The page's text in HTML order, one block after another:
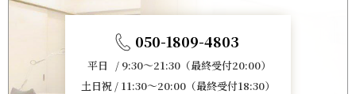
050-1809-4803
平日 / 9:30～21:30（最終受付20:00）
土日祝 / 11:30～20:00（最終受付18:30）